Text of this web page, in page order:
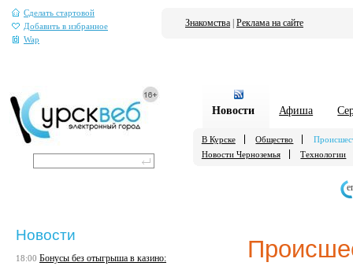
Сделать стартовой
Добавить в избранное
Wap
Знакомства Реклама на сайте
Новости Афиша
В Курске Общество
Новости Черноземья
Технологии
Новости
18:00 Бонусы без отыгрыша в казино: